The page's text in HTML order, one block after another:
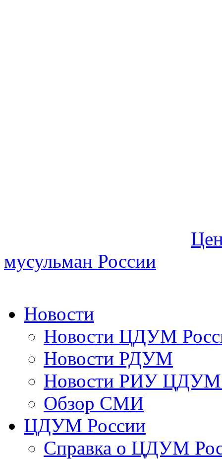
мусульман России
Новости
Новости ЦДУМ
Новости РДУМ
Новости РИУ ЦДУМ
Обзор СМИ
ЦДУМ России
Справка о ЦДУМ